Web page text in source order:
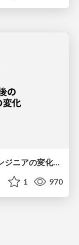
Claude Opus 4.6以後の受託開発エンジニアの変化(Claude Code開発ノウハウ大公開スペシャルbyクラスメソッド)
1 970